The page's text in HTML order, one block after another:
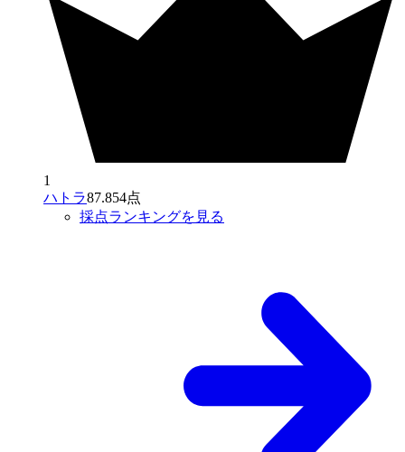
1
ハトラ87.854点
採点ランキングを見る